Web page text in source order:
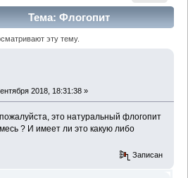
Тема: Флогопит
эту тему.
2018, 18:31:38 »
это натуральный флогопит
? И имеет ли это какую либо
Записан